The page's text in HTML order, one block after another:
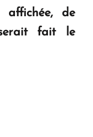
affichée, de
fait le